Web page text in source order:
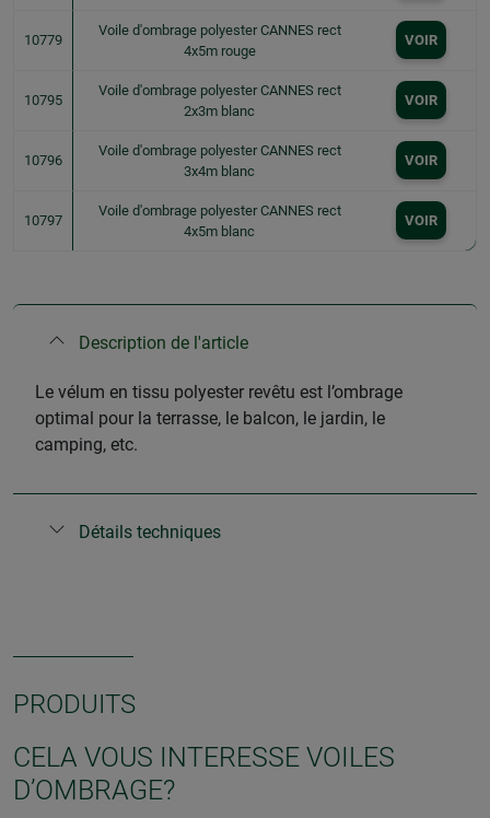
10779
Voile d'ombrage polyester CANNES rect
4x5m rouge
VOIR
10795
Voile d'ombrage polyester CANNES rect
2x3m blanc
VOIR
10796
Voile d'ombrage polyester CANNES rect
3x4m blanc
VOIR
10797
Voile d'ombrage polyester CANNES rect
4x5m blanc
VOIR
Description de l'article
Le vélum en tissu polyester revêtu est l’ombrage
optimal pour la terrasse, le balcon, le jardin, le
camping, etc.
Détails techniques
PRODUITS
CELA VOUS INTERESSE VOILES
D’OMBRAGE?